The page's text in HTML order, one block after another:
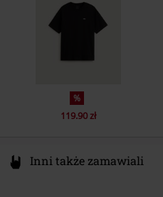
%
119.90 zł
Inni także zamawiali